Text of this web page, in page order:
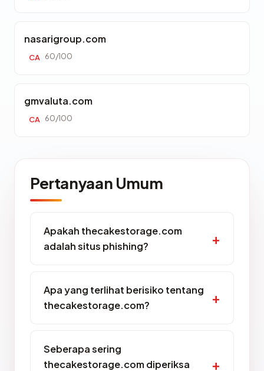
nasarigroup.com
CA 60/100
gmvaluta.com
CA 60/100
Pertanyaan Umum
Apakah thecakestorage.com
adalah situs phishing?
Apa yang terlihat berisiko tentang
thecakestorage.com?
Seberapa sering
thecakestorage.com diperiksa